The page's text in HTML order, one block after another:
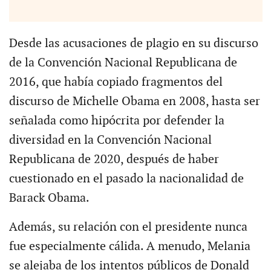
Desde las acusaciones de plagio en su discurso
de la Convención Nacional Republicana de
2016, que había copiado fragmentos del
discurso de Michelle Obama en 2008, hasta ser
señalada como hipócrita por defender la
diversidad en la Convención Nacional
Republicana de 2020, después de haber
cuestionado en el pasado la nacionalidad de
Barack Obama.
Además, su relación con el presidente nunca
fue especialmente cálida. A menudo, Melania
se alejaba de los intentos públicos de Donald